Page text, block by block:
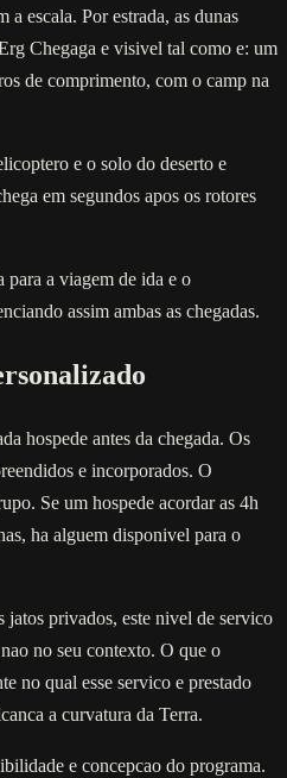
a escala. Por estrada, as dunas
Chegaga e visivel tal como e: um
de comprimento, com o camp na
e o solo do deserto e
em segundos apos os rotores
para a viagem de ida e o
assim ambas as chegadas.
hospede antes da chegada. Os
e incorporados. O
Se um hospede acordar as 4h
ha alguem disponivel para o
jatos privados, este nivel de servico
no seu contexto. O que o
no qual esse servico e prestado
a curvatura da Terra.
e concepcao do programa.